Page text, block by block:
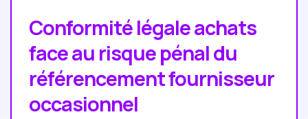
Conformité légale achats
face au risque pénal du
référencement fournisseur
occasionnel